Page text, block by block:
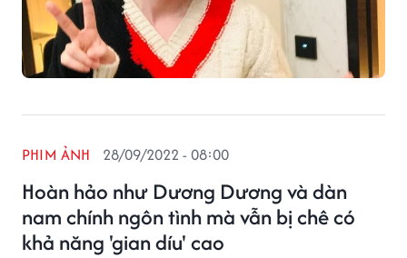
Hoàn hảo như Dương Dương và dàn
nam chính ngôn tình mà vẫn bị chê có
khả năng 'gian díu' cao
PHIM ẢNH 28/09/2022 - 08:00